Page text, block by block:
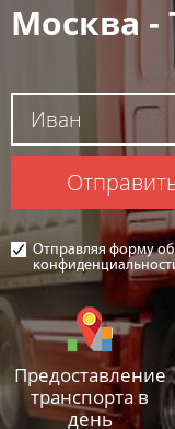
Москва -
Отправляя форму
Предоставление
транспорта в
день